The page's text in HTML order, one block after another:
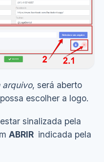
arquivo, será aberto
escolher a logo.
sinalizada pela
ABRIR indicada pela